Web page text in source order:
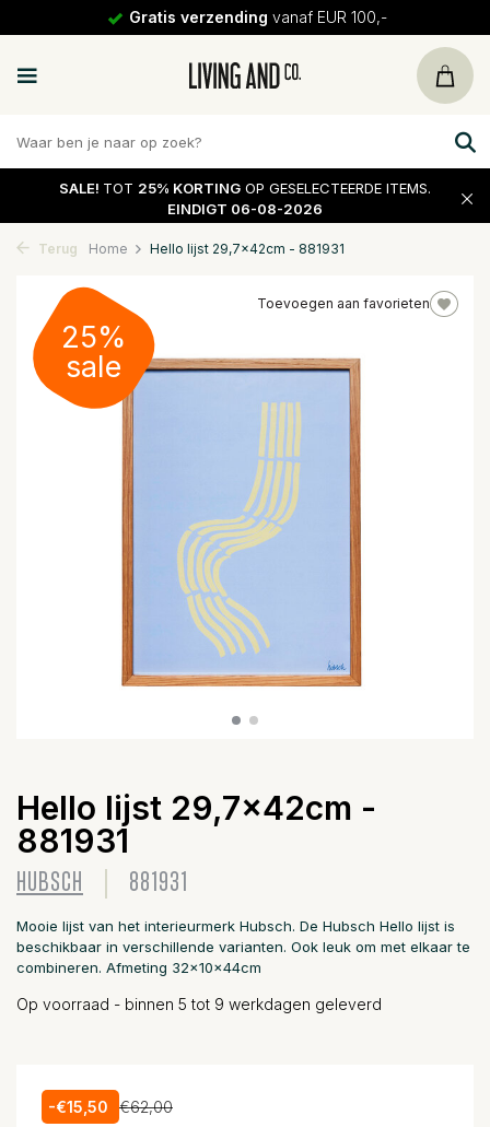
Gratis verzending vanaf EUR 100,-
SALE! TOT 25% KORTING OP GESELECTEERDE ITEMS.
EINDIGT 06-08-2026
Terug Home Hello lijst 29,7x42cm - 881931
Toevoegen aan favorieten
25%
sale
Hello lijst 29,7x42cm -
881931
HUBSCH 881931
Mooie lijst van het interieurmerk Hubsch. De Hubsch Hello lijst is
beschikbaar in verschillende varianten. Ook leuk om met elkaar te
combineren. Afmeting 32x10x44cm
Op voorraad - binnen 5 tot 9 werkdagen geleverd
-€15,50 €62,00